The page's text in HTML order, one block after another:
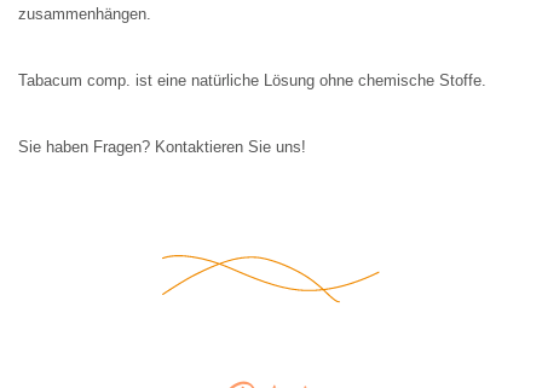
zusammenhängen.
Tabacum comp. ist eine natürliche Lösung ohne chemische Stoffe.
Sie haben Fragen? Kontaktieren Sie uns!